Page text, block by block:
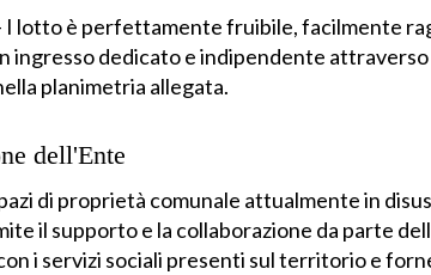
I lotto è perfettamente fruibile, facilmente
ingresso dedicato e indipendente
planimetria allegata.
dell'Ente
di proprietà comunale attualmente in
il supporto e la collaborazione da parte
i servizi sociali presenti sul territorio e